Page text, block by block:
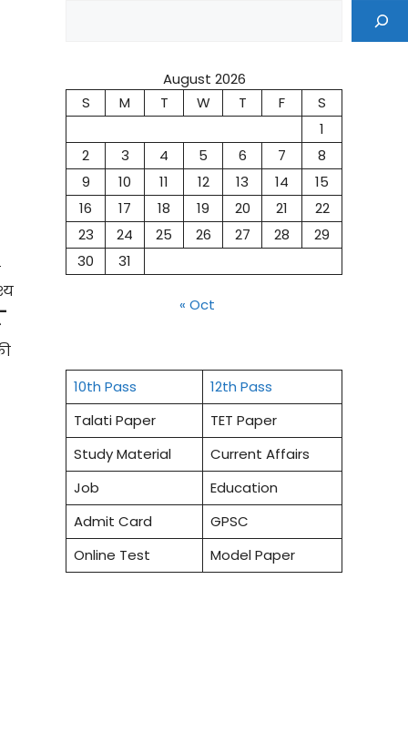
August 2026
S
M T W T F
S
1
2
3 4 5 6 7
8
9
10 11 12 13 14
15
16
17 18 19 20 21
22
23
24 25 26 27 28
29
30
31
« Oct
10th Pass
12th Pass
Talati Paper
TET Paper
Study Material
Current Affairs
Job
Education
Admit Card
GPSC
Online Test
Model Paper